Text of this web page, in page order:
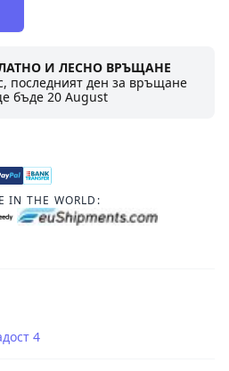
И ЛЕСНО ВРЪЩАНЕ
последният ден за връщане
бъде20 August
IN THE WORLD:
4